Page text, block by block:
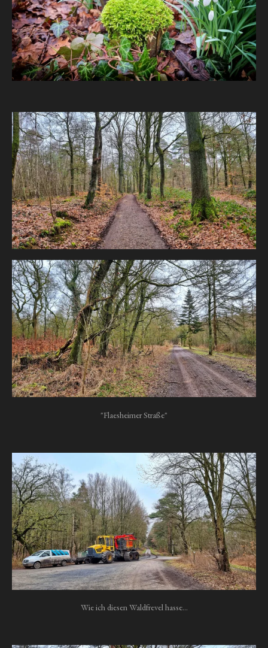
"Flaesheimer Straße"
Wie ich diesen Waldfrevel hasse...